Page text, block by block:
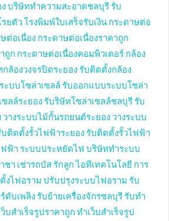
บริษัททำความสะอาดชลบุรี รับ
ยตัว โรงพิมพ์ใบเสร็จรับเงิน กระดาษต่อ
ต่อเนื่อง กระดาษต่อเนื่องราคาถูก
ถูก กระดาษต่อเนื่องคอมพิวเตอร์ กล้อง
ล้องวงจรปิดระยอง รับติดตั้งกล้อง
ะบบโซล่าเซลล์ รับออกแบบระบบโซล่า
ลล์ระยอง รับริษัทโซล่าเซลล์ชลบุรี รับ
วางระบบไม้กั้นรถยนต์ระยอง วางระบบ
บติดตั้งรั้วไฟฟ้าระยอง รับติดตั้งรั้วไฟฟ้า
ฟ้า ระบบประหยัดไฟ บริษัททำระบบ
ชา เช่ารถบัส รักลูก ไอทีเทคโนโลยี การ
งไฟอราม ปรับปรุงระบบไฟอราม รับ
ดับเพลิง รับย้ายเครื่องจักรชลบุรี รับทำ
ว็บสำเร็จรูปราคาถูก ทำเว็บสำเร็จรูป